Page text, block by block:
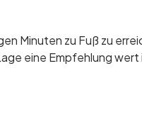
Minuten zu Fuß zu
eine Empfehlung wert